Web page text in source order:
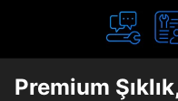
Premium